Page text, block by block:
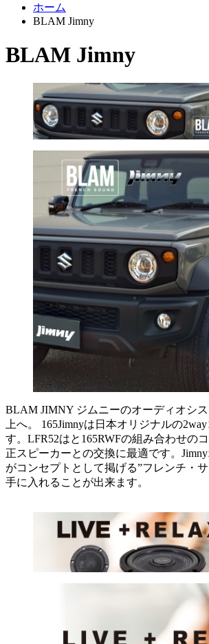
ホーム
BLAM Jimny
BLAM Jimny
BLAM JIMNY ジムニーのオーディオシ
上へ。 165Jimnyは日本オリジナルの
す。LFR52はと165RWFの組み合わせの
正スピーカーとの交換に最適です。
がコンセプトとして掲げる”フレンチ・
手に入れることが出来ます。